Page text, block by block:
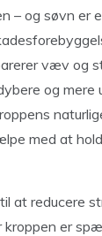
– og søvn er
væv og
og
med at
at reducere
er